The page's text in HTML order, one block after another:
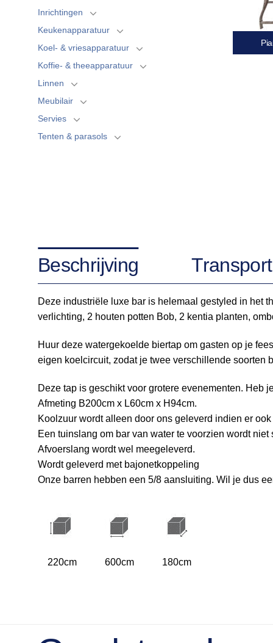
Inrichtingen
Keukenapparatuur
Koel- & vriesapparatuur
Koffie- & theeapparatuur
Linnen
Meubilair
Servies
Tenten & parasols
Beschrijving Transport
Deze industriële luxe bar is helemaal gestyled in het
verlichting, 2 houten potten Bob, 2 kentia planten,
Huur deze watergekoelde biertap om gasten op je
eigen koelcircuit, zodat je twee verschillende soorten
Deze tap is geschikt voor grotere evenementen. Heb
Afmeting B200cm x L60cm x H94cm.
Koolzuur wordt alleen door ons geleverd indien er
Een tuinslang om bar van water te voorzien wordt niet
Afvoerslang wordt wel meegeleverd.
Wordt geleverd met bajonetkoppeling
Onze barren hebben een 5/8 aansluiting. Wil je dus
220cm 600cm 180cm